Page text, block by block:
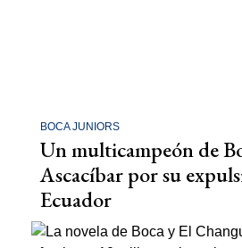
BOCA JUNIORS
Un multicampeón de
Ascacíbar por su
Ecuador